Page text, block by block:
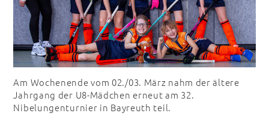
Am Wochenende vom 02./03. März nahm der ältere
Jahrgang der U8-Mädchen erneut am 32.
Nibelungenturnier in Bayreuth teil.